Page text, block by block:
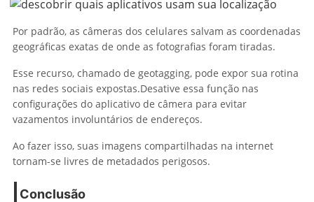
Por padrão, as câmeras dos celulares salvam as coordenadas
geográficas exatas de onde as fotografias foram tiradas.
Esse recurso, chamado de geotagging, pode expor sua rotina
nas redes sociais expostas.Desative essa função nas
configurações do aplicativo de câmera para evitar
vazamentos involuntários de endereços.
Ao fazer isso, suas imagens compartilhadas na internet
tornam-se livres de metadados perigosos.
Conclusão